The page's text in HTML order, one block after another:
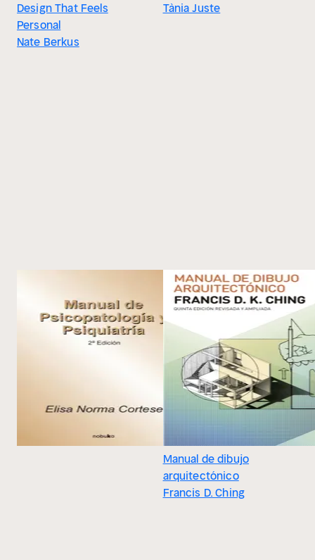
Design That Feels
Personal
Nate Berkus
Tània Juste
Manual de dibujo
arquitectónico
Francis D. Ching